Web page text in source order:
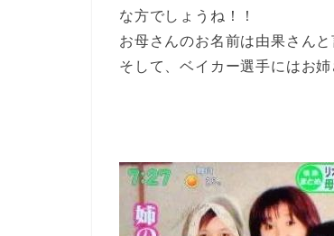
な方でしょうね！！
お母さんのお名前は由果さんと
そして、ベイカー選手にはお